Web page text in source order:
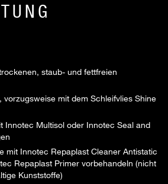
staub- und fettfreien
vorzugsweise mit dem Schleifvlies Shine
Innotec Multisol oder Innotec Seal and
mit Innotec Repaplast Cleaner Antistatic
Repaplast Primer vorbehandeln (nicht
Kunststoffe)